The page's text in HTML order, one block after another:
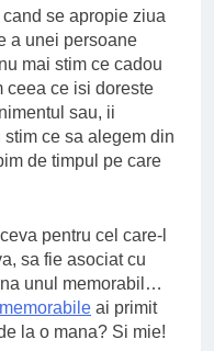
Pamantul
Ago
Este posibil sa ne
iertam?
6 Ani Ago
se apropie ziua
a unei persoane
mai stim ce cadou
ceea ce isi doreste
sau, ii
ce sa alegem din
de timpul pe care
pentru cel care-l
sa fie asociat cu
unul memorabil…
ai primit
la o mana? Si mie!